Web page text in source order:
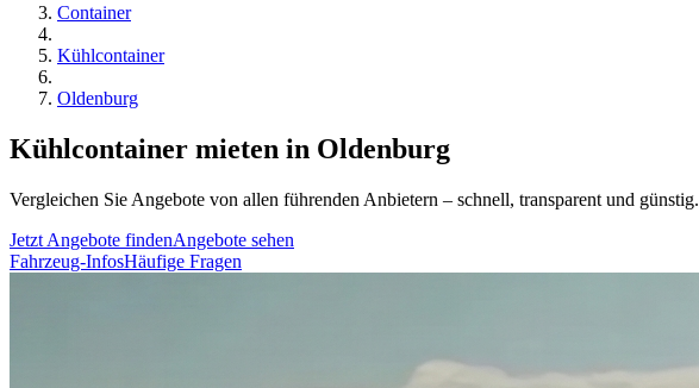
Container
Kühlcontainer
Oldenburg
Kühlcontainer mieten in Oldenburg
Vergleichen Sie Angebote von allen führenden Anbietern – schnell, transparent und günstig.
Jetzt Angebote findenAngebote sehen
Fahrzeug-InfosHäufige Fragen